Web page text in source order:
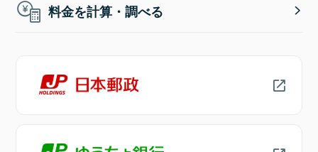
料金を計算・調べる